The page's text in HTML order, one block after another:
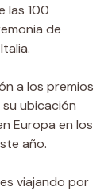
las 100
de
a los premios
su ubicación
Europa en los
año.
viajando por